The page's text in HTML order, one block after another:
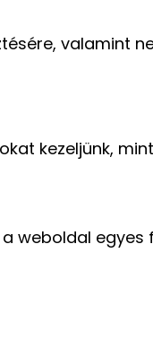
valamint
kezeljünk,
weboldal egyes